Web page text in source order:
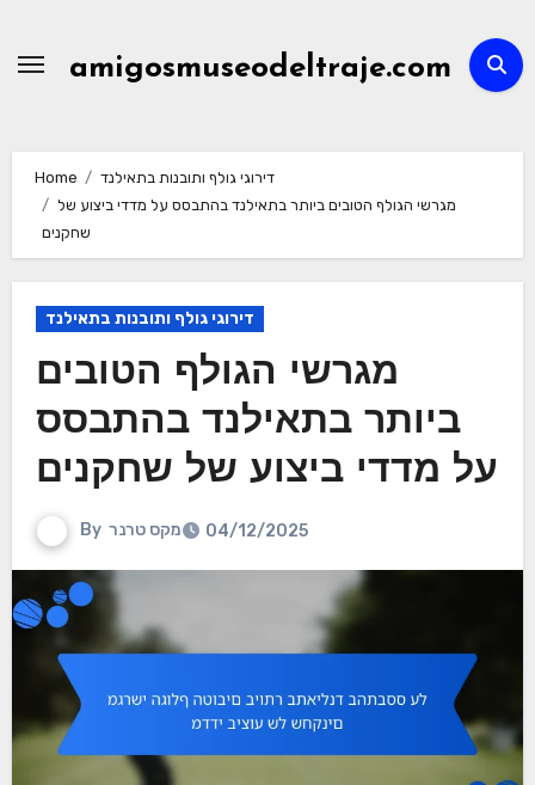
contentamigosmuseodeltraje.com
Home
דירוגי גולף ותובנות בתאילנד
מגרשי הגולף הטובים ביותר בתאילנד בהתבסס על מדדי ביצוע של
שחקנים
דירוגי גולף ותובנות בתאילנד
מגרשי הגולף הטובים
ביותר בתאילנד בהתבסס
על מדדי ביצוע של שחקנים
By מקס טרנר 04/12/2025